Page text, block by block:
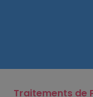
Traitements de